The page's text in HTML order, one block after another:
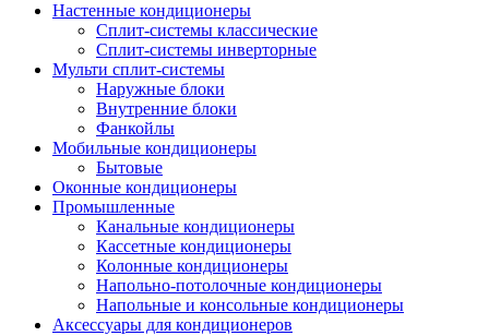
Настенные кондиционеры
Сплит-системы классические
Сплит-системы инверторные
Мульти сплит-системы
Наружные блоки
Внутренние блоки
Фанкойлы
Мобильные кондиционеры
Бытовые
Оконные кондиционеры
Промышленные
Канальные кондиционеры
Кассетные кондиционеры
Колонные кондиционеры
Напольно-потолочные кондиционеры
Напольные и консольные кондиционеры
Аксессуары для кондиционеров